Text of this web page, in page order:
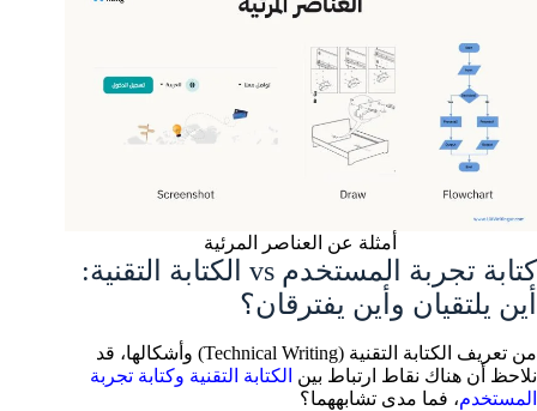
أمثلة عن العناصر المرئية
كتابة تجربة المستخدم vs الكتابة التقنية:
أين يلتقيان وأين يفترقان؟
من تعريف الكتابة التقنية (Technical Writing) وأشكالها، قد
نلاحظ أن هناك نقاط ارتباط بين الكتابة التقنية وكتابة تجربة
المستخدم، فما مدى تشابههما؟